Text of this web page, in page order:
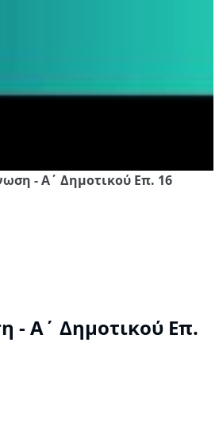
- Α΄ Δημοτικού Επ. 16
- Α΄ Δημοτικού Επ.